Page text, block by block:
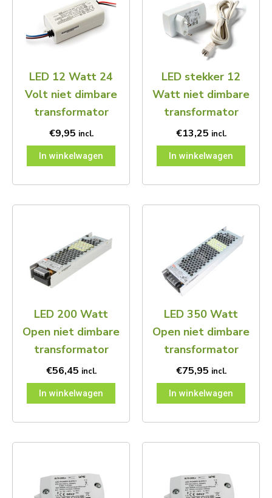
LED 12 Watt 24
Volt niet dimbare
transformator
€9,95 incl.
In winkelwagen
LED stekker 12
Watt niet dimbare
transformator
€13,25 incl.
In winkelwagen
LED 200 Watt
Open niet dimbare
transformator
€56,45 incl.
In winkelwagen
LED 350 Watt
Open niet dimbare
transformator
€75,95 incl.
In winkelwagen